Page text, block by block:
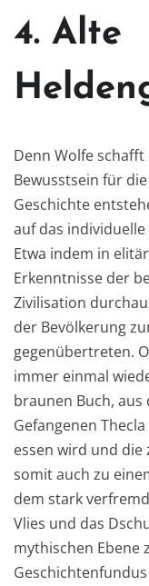
4. Alte
Denn Wolfe
Bewusstsein für
Geschichte
auf das
Etwa indem in
Erkenntnisse der
Zivilisation
der Bevölkerung
gegenübertreten.
immer einmal
braunen Buch,
Gefangenen
essen wird und
somit auch zu
dem stark
Vlies und das
mythischen Ebene